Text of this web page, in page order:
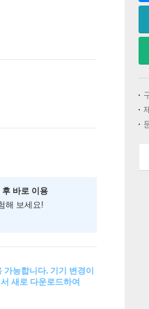
바로 이용
해 보세요!
능합니다. 기기 변경이
새로 다운로드하여